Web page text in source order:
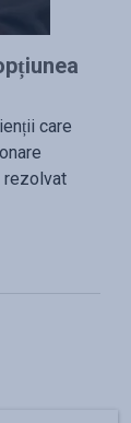
care
rezolvat